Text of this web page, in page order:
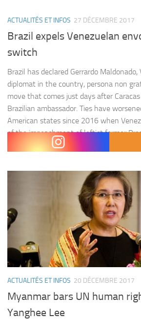
ACTUALITÉS ET INFOS 27 DÉCEMBRE 2017
Brazil expels Venezuelan
switch
Brazil has declared Gerrardo Maldonado,
diplomat in the country, persona non
move that comes just days after
Brazilian ambassador. Ties have
American states since 2016 when
of the impeachment of leftist former
who was removed from…
ACTUALITÉS ET INFOS 20 DÉCEMBRE 2017
Myanmar bars UN human
Yanghee Lee